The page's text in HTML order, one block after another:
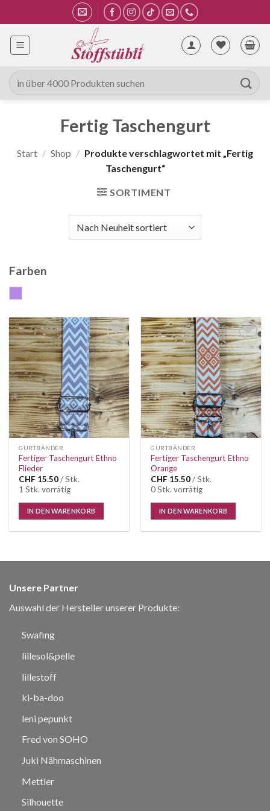
Inhalt
springen
Suche
nach:
Fertig Taschengurt
Start / Shop / Produkte verschlagwortet mit „Fertig
Taschengurt“
SORTIMENT
Farben
Auf die
Wunschliste
GURTBÄNDER
Fertiger Taschengurt Ethno
Flieder
CHF 15.50/ Stk.
1 Stk. vorrätig
IN DEN WARENKORB
Auf die
Wunschliste
GURTBÄNDER
Fertiger Taschengurt Ethno
Orange
CHF 15.50/ Stk.
0 Stk. vorrätig
IN DEN WARENKORB
Unsere Partner
Auswahl der Hersteller unserer Produkte:
Swafing
lillesol&pelle
lillestoff
ki-ba-doo
leni pepunkt
Fred von SOHO
Juki Nähmaschinen
Mettler
Silhouette